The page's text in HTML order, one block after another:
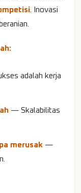
. Inovasi
adalah kerja
— Skalabilitas
merusak —